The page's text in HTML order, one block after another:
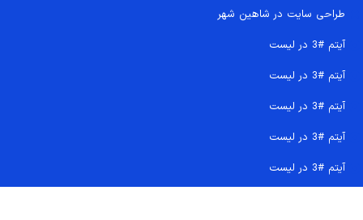
طراحی سایت در شاهین شهر
آیتم #3 در لیست
آیتم #3 در لیست
آیتم #3 در لیست
آیتم #3 در لیست
آیتم #3 در لیست